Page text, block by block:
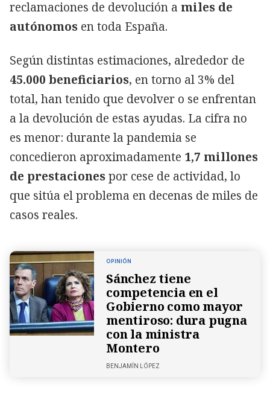
reclamaciones de devolución a miles de
autónomos en toda España.
Según distintas estimaciones, alrededor de
45.000 beneficiarios, en torno al 3% del
total, han tenido que devolver o se enfrentan
a la devolución de estas ayudas. La cifra no
es menor: durante la pandemia se
concedieron aproximadamente 1,7 millones
de prestacionespor cese de actividad, lo
que sitúa el problema en decenas de miles de
casos reales.
OPINIÓN
Sánchez tiene
competencia en el
Gobierno como mayor
mentiroso: dura pugna
con la ministra
Montero
BENJAMÍN LÓPEZ